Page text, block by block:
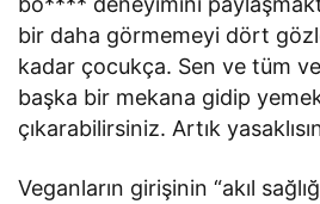
bir daha görmemeyi dört
kadar çocukça. Sen ve tüm
başka bir mekana gidip
çıkarabilirsiniz. Artık
Veganların girişinin “akıl